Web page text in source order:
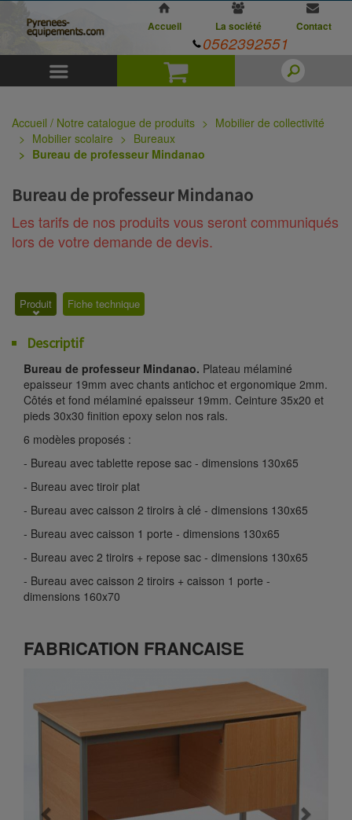
Panier
Accueil La société Contact
0562392551
Accueil / Notre catalogue de produits
Mobilier de collectivité
Mobilier scolaire
Bureaux
Bureau de professeur Mindanao
Bureau de professeur Mindanao
Les tarifs de nos produits vous seront communiqués
lors de votre demande de devis.
Produit Fiche technique
Descriptif
Bureau de professeur Mindanao. Plateau mélaminé
epaisseur 19mm avec chants antichoc et ergonomique 2mm.
Côtés et fond mélaminé epaisseur 19mm. Ceinture 35x20 et
pieds 30x30 finition epoxy selon nos rals.
6 modèles proposés :
- Bureau avec tablette repose sac - dimensions 130x65
- Bureau avec tiroir plat
- Bureau avec caisson 2 tiroirs à clé - dimensions 130x65
- Bureau avec caisson 1 porte - dimensions 130x65
- Bureau avec 2 tiroirs + repose sac - dimensions 130x65
- Bureau avec caisson 2 tiroirs + caisson 1 porte -
dimensions 160x70
FABRICATION FRANCAISE